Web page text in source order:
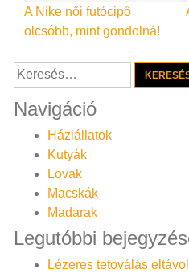
Bejegyzés
navigáció
A Nike női futócipő
olcsóbb, mint gondolná!
Keresés:
Navigáció
Háziállatok
Kutyák
Lovak
Macskák
Madarak
Legutóbbi
Lézeres tetoválás